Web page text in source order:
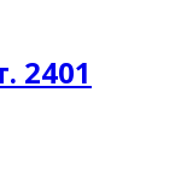
2401